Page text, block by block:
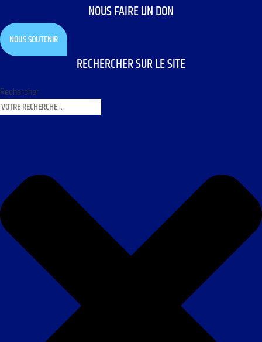
NOUS FAIRE UN DON
NOUS SOUTENIR
RECHERCHER SUR LE SITE
Rechercher